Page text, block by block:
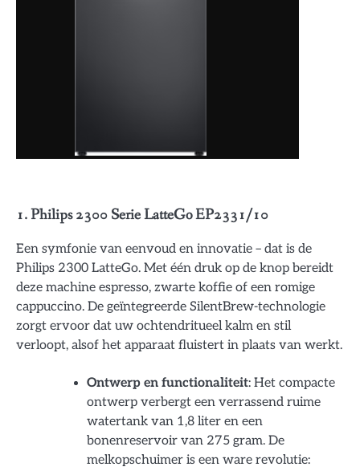
1. Philips 2300 Serie LatteGo EP2331/10
Een symfonie van eenvoud en innovatie – dat is de
Philips 2300 LatteGo. Met één druk op de knop bereidt
deze machine espresso, zwarte koffie of een romige
cappuccino. De geïntegreerde SilentBrew-technologie
zorgt ervoor dat uw ochtendritueel kalm en stil
verloopt, alsof het apparaat fluistert in plaats van werkt.
Ontwerp en functionaliteit: Het compacte
ontwerp verbergt een verrassend ruime
watertank van 1,8 liter en een
bonenreservoir van 275 gram. De
melkopschuimer is een ware revolutie: